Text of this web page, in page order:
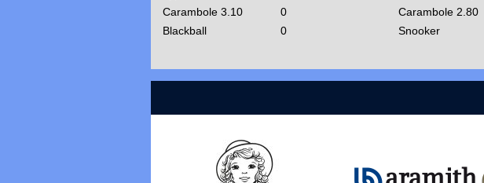
Carambole 3.10
0 Carambole 2.80
Blackball
0 Snooker